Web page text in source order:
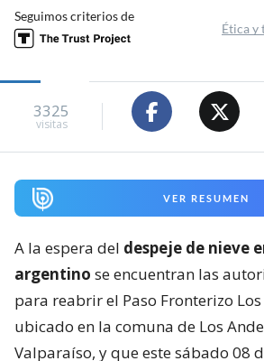
Seguimos criterios de
Ética y
3325
visitas
VER RESUMEN
A la espera del despeje de nieve
argentino se encuentran las
para reabrir el Paso Fronterizo
ubicado en la comuna de Los
Valparaíso, y que este sábado 08